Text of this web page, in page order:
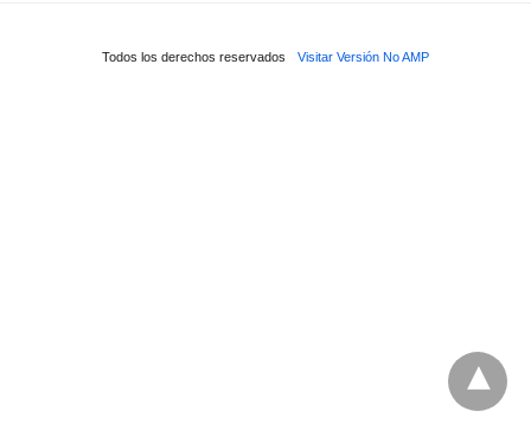
Todos los derechos reservados Visitar Versión No AMP